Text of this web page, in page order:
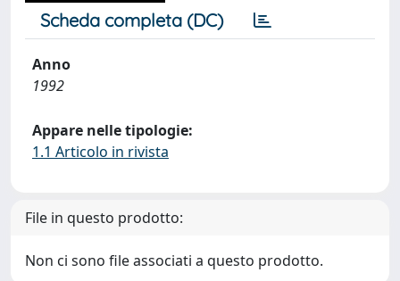
Scheda completa (DC)
Anno
1992
Appare nelle tipologie:
1.1 Articolo in rivista
File in questo prodotto:
Non ci sono file associati a questo prodotto.